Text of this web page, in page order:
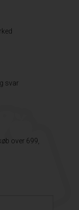
svar
over 699,